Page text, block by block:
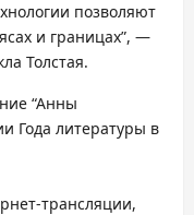
позволяют
и границах”, —
Толстая.
“Анны
Года литературы в
трансляции,